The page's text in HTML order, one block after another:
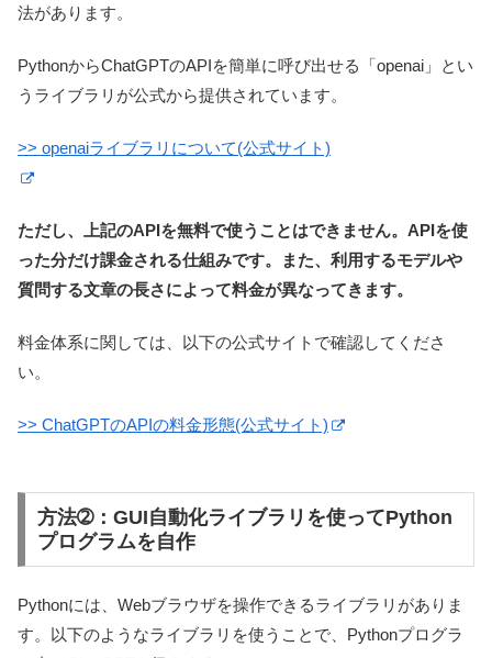
法があります。
PythonからChatGPTのAPIを簡単に呼び出せる「openai」とい
うライブラリが公式から提供されています。
>> openaiライブラリについて(公式サイト)
ただし、上記のAPIを無料で使うことはできません。APIを使
った分だけ課金される仕組みです。また、利用するモデルや
質問する文章の長さによって料金が異なってきます。
料金体系に関しては、以下の公式サイトで確認してくださ
い。
>> ChatGPTのAPIの料金形態(公式サイト)
方法➁：GUI自動化ライブラリを使ってPython
プログラムを自作
Pythonには、Webブラウザを操作できるライブラリがありま
す。以下のようなライブラリを使うことで、Pythonプログラ